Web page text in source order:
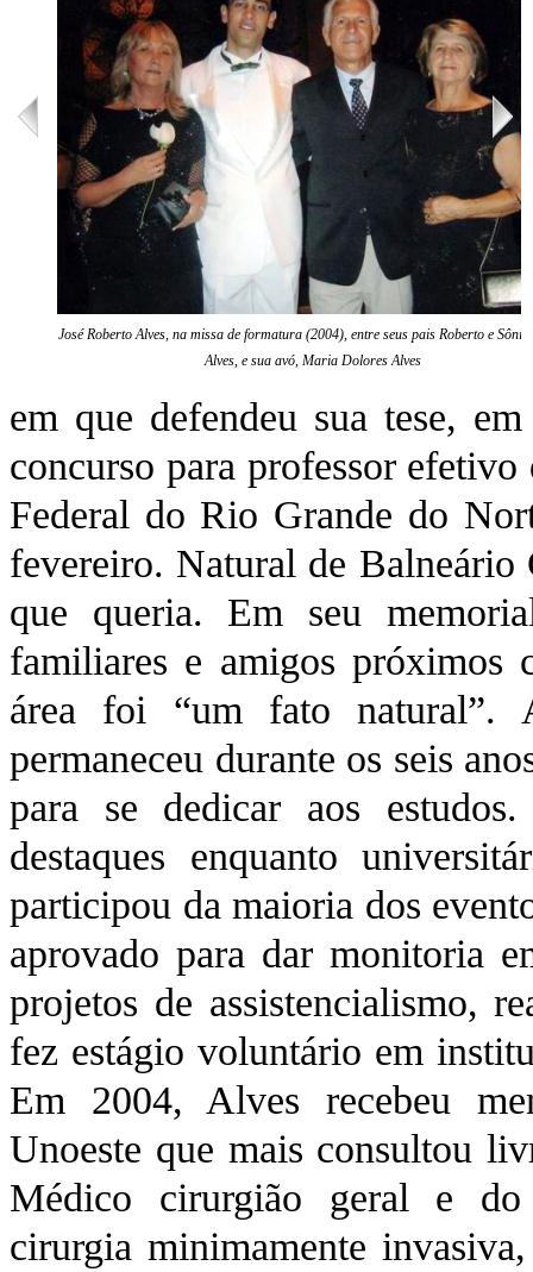
José Roberto Alves, na missa de formatura (2004), entre seus pais Roberto e
Alves, e sua avó, Maria Dolores Alves
em que defendeu sua tese,
concurso para professor
Federal do Rio Grande do
fevereiro. Natural de Balneário
que queria. Em seu
familiares e amigos próximos
área foi “um fato natural”.
permaneceu durante os seis
para se dedicar aos
destaques enquanto
participou da maioria dos
aprovado para dar monitoria
projetos de assistencialismo,
fez estágio voluntário em
Em 2004, Alves recebeu
Unoeste que mais consultou
Médico cirurgião geral e do
cirurgia minimamente